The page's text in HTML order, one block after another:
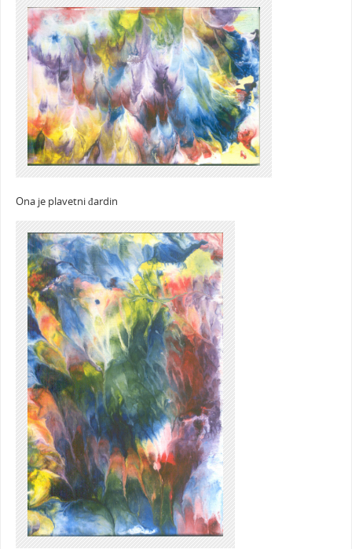
Ona je plavetni đardin